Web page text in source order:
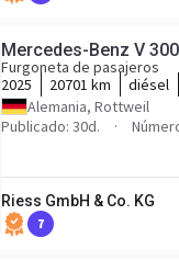
Mercedes-Benz V 300
Furgoneta de pasajeros
2025
20701 km diésel
Alemania, Rottweil
Publicado: 30d.
Riess GmbH & Co. KG
7